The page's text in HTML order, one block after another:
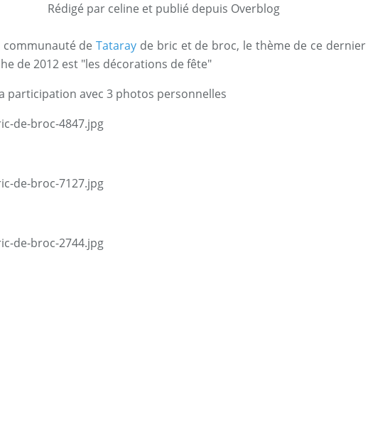
Rédigé par celine et publié depuis Overblog
communauté deTataray de bric et de broc, le thème de ce dernier
de 2012 est "les décorations de fête"
participation avec 3 photos personnelles